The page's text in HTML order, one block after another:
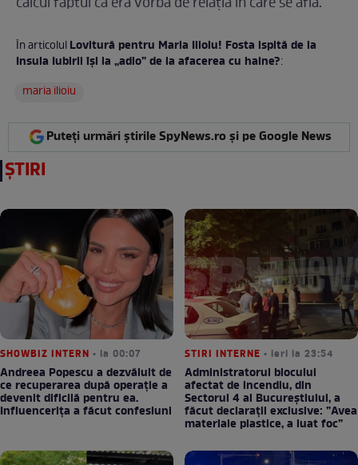
În articolulLovitură pentru Maria Ilioiu! Fosta ispită de la
Insula Iubirii îşi ia „adio” de la afacerea cu haine?:
maria ilioiu
Puteți urmări știrile SpyNews.ro și pe Google News
ȘTIRI
SHOWBIZ INTERN • la 00:07
Andreea Popescu a dezvăluit de
ce recuperarea după operație a
devenit dificilă pentru ea.
Influencerița a făcut confesiuni
STIRI INTERNE • ieri la 23:54
Administratorul blocului
afectat de incendiu, din
Sectorul 4 al Bucureștiului, a
făcut declarații exclusive: ”Avea
materiale plastice, a luat foc”